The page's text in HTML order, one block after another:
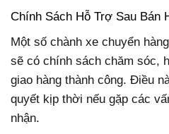
Chính Sách Hỗ Trợ Sau Bán
Một số chành xe chuyển
sẽ có chính sách chăm sóc,
giao hàng thành công. Điều
quyết kịp thời nếu gặp các
nhận.